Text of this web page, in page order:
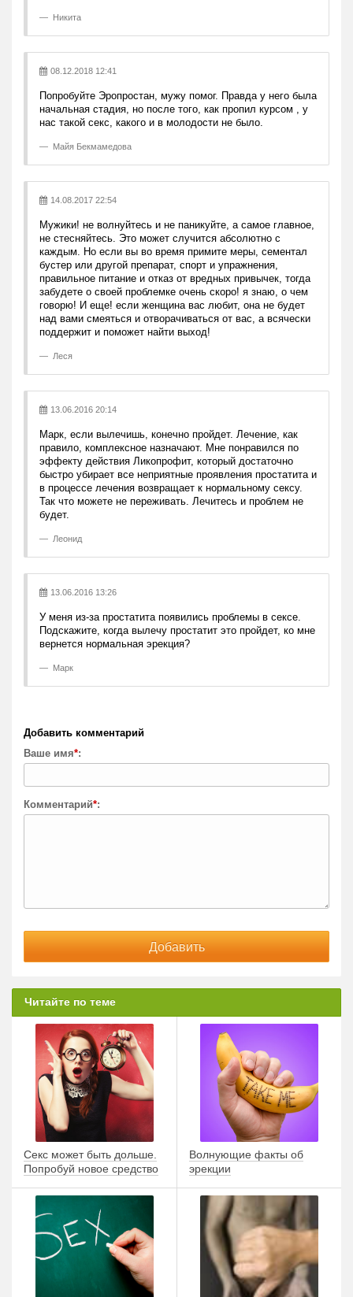
Никита
08.12.2018 12:41
Попробуйте Эропростан, мужу помог. Правда у него была
начальная стадия, но после того, как пропил курсом , у
нас такой секс, какого и в молодости не было.
Майя Бекмамедова
14.08.2017 22:54
Мужики! не волнуйтесь и не паникуйте, а самое главное,
не стесняйтесь. Это может случится абсолютно с
каждым. Но если вы во время примите меры, сементал
бустер или другой препарат, спорт и упражнения,
правильное питание и отказ от вредных привычек, тогда
забудете о своей проблемке очень скоро! я знаю, о чем
говорю! И еще! если женщина вас любит, она не будет
над вами смеяться и отворачиваться от вас, а всячески
поддержит и поможет найти выход!
Леся
13.06.2016 20:14
Марк, если вылечишь, конечно пройдет. Лечение, как
правило, комплексное назначают. Мне понравился по
эффекту действия Ликопрофит, который достаточно
быстро убирает все неприятные проявления простатита и
в процессе лечения возвращает к нормальному сексу.
Так что можете не переживать. Лечитесь и проблем не
будет.
Леонид
13.06.2016 13:26
У меня из-за простатита появились проблемы в сексе.
Подскажите, когда вылечу простатит это пройдет, ко мне
вернется нормальная эрекция?
Марк
Добавить комментарий
Ваше имя*:
Комментарий*:
Читайте по теме
Секс может быть дольше.
Попробуй новое средство
Волнующие факты об
эрекции